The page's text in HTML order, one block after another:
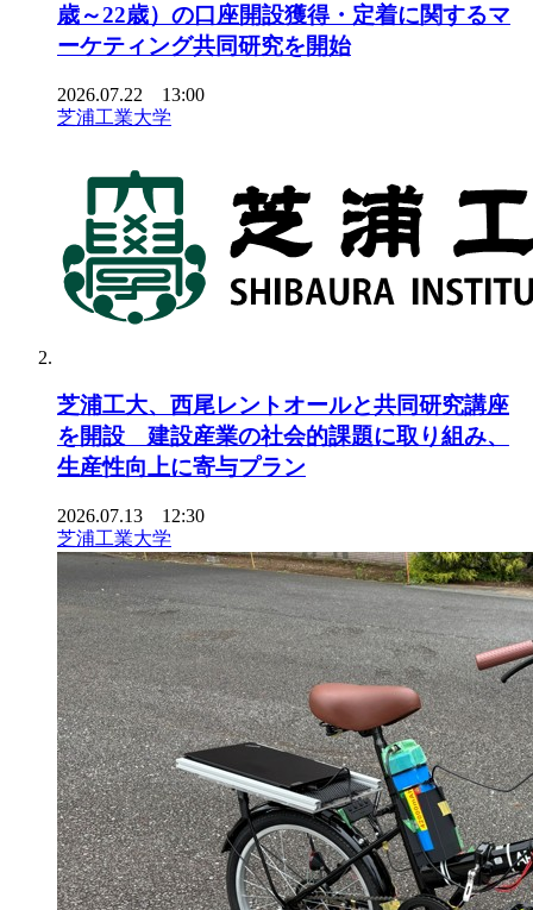
歳～22歳）の口座開設獲得・定着に関するマ
ーケティング共同研究を開始
2026.07.22 13:00
芝浦工業大学
芝浦工大、西尾レントオールと共同研究講座
を開設 建設産業の社会的課題に取り組み、
生産性向上に寄与プラン
2026.07.13 12:30
芝浦工業大学